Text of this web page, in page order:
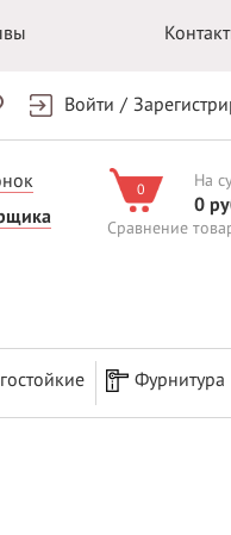
Войти /
0 На
0
Сравнение
Фурнитура